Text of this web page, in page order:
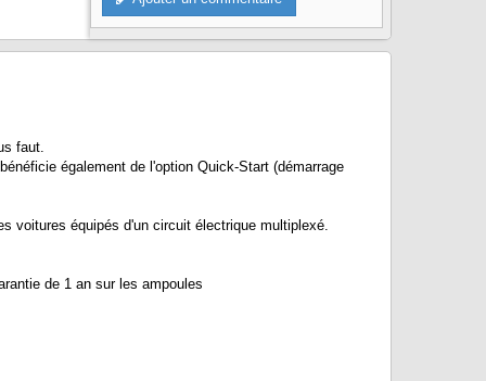
faut.
également de l'option Quick-Start (démarrage
voitures équipés d'un circuit électrique multiplexé.
de 1 an sur les ampoules